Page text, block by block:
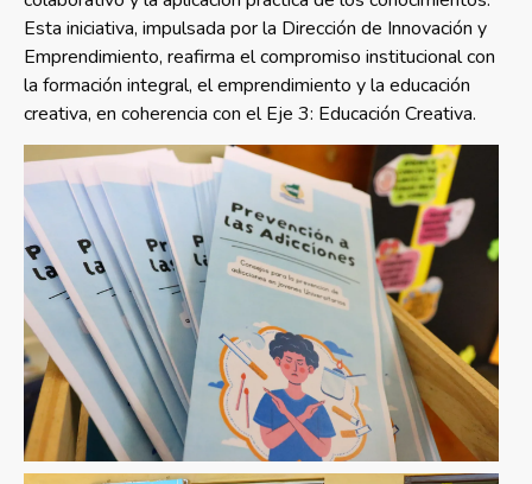
Esta iniciativa, impulsada por la Dirección de Innovación y
Emprendimiento, reafirma el compromiso institucional con
la formación integral, el emprendimiento y la educación
creativa, en coherencia con el Eje 3: Educación Creativa.